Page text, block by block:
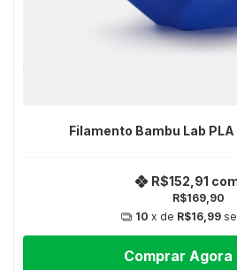
Filamento Bambu Lab
R$169,90
R$152,91
10 x de R$16,99
Comprar Agora